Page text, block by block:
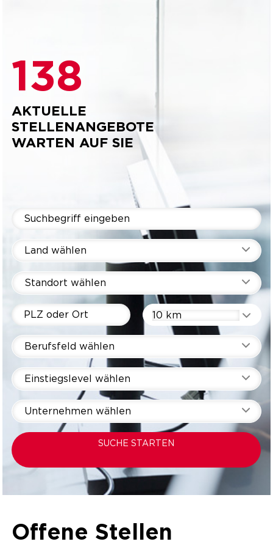
138
AKTUELLE
STELLENANGEBOTE
WARTEN AUF SIE
Land wählen
Standort wählen
10 km
Berufsfeld wählen
Einstiegslevel wählen
Unternehmen wählen
SUCHE STARTEN
Offene Stellen